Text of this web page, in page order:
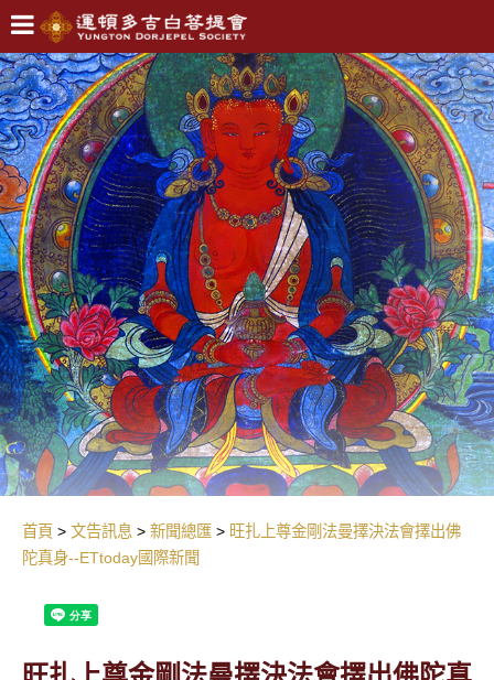
首頁 文告訊息 新聞總匯
旺扎上尊金剛法曼擇決法會擇出佛
陀真身--ETtoday國際新聞